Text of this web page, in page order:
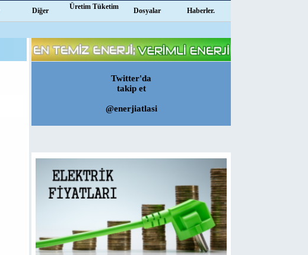
Diğer Üretim Tüketim Dosyalar Haberler.
Twitter'da
takip et
@enerjiatlasi